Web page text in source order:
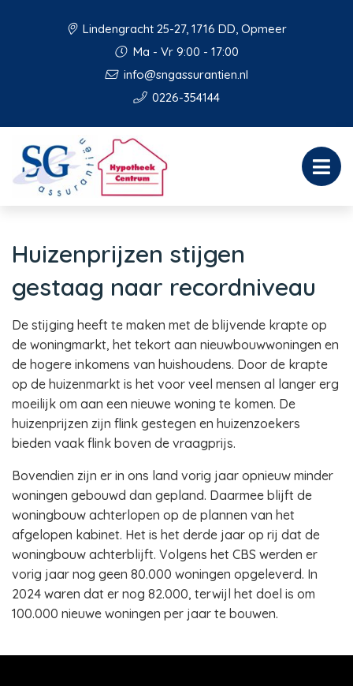
Lindengracht 25-27, 1716 DD, Opmeer
Ma - Vr 9:00 - 17:00
info@sngassurantien.nl
0226-354144
Huizenprijzen stijgen
gestaag naar recordniveau
De stijging heeft te maken met de blijvende krapte op
de woningmarkt, het tekort aan nieuwbouwwoningen en
de hogere inkomens van huishoudens. Door de krapte
op de huizenmarkt is het voor veel mensen al langer erg
moeilijk om aan een nieuwe woning te komen. De
huizenprijzen zijn flink gestegen en huizenzoekers
bieden vaak flink boven de vraagprijs.
Bovendien zijn er in ons land vorig jaar opnieuw minder
woningen gebouwd dan gepland. Daarmee blijft de
woningbouw achterlopen op de plannen van het
afgelopen kabinet. Het is het derde jaar op rij dat de
woningbouw achterblijft. Volgens het CBS werden er
vorig jaar nog geen 80.000 woningen opgeleverd. In
2024 waren dat er nog 82.000, terwijl het doel is om
100.000 nieuwe woningen per jaar te bouwen.